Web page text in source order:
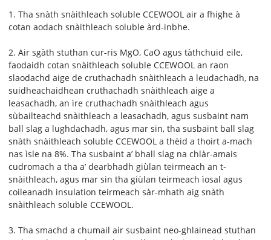
1. Tha snàth snàithleach soluble CCEWOOL air a fhighe à
cotan aodach snàithleach soluble àrd-inbhe.
2. Air sgàth stuthan cur-ris MgO, CaO agus tàthchuid eile,
faodaidh cotan snàithleach soluble CCEWOOL an raon
slaodachd aige de cruthachadh snàithleach a leudachadh, na
suidheachaidhean cruthachadh snàithleach aige a
leasachadh, an ìre cruthachadh snàithleach agus
sùbailteachd snàithleach a leasachadh, agus susbaint nam
ball slag a lughdachadh, agus mar sin, tha susbaint ball slag
snàth snàithleach soluble CCEWOOL a thèid a thoirt a-mach
nas ìsle na 8%. Tha susbaint a’ bhall slag na chlàr-amais
cudromach a tha a’ dearbhadh giùlan teirmeach an t-
snàithleach, agus mar sin tha giùlan teirmeach ìosal agus
coileanadh insulation teirmeach sàr-mhath aig snàth
snàithleach soluble CCEWOOL.
3. Tha smachd a chumail air susbaint neo-ghlainead stuthan